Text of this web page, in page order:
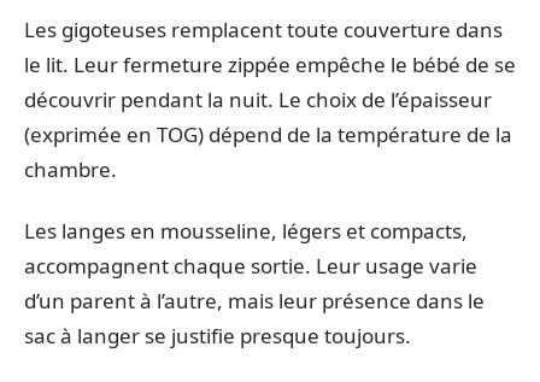
Les gigoteuses remplacent toute couverture dans
le lit. Leur fermeture zippée empêche le bébé de se
découvrir pendant la nuit. Le choix de l’épaisseur
(exprimée en TOG) dépend de la température de la
chambre.
Les langes en mousseline, légers et compacts,
accompagnent chaque sortie. Leur usage varie
d’un parent à l’autre, mais leur présence dans le
sac à langer se justifie presque toujours.